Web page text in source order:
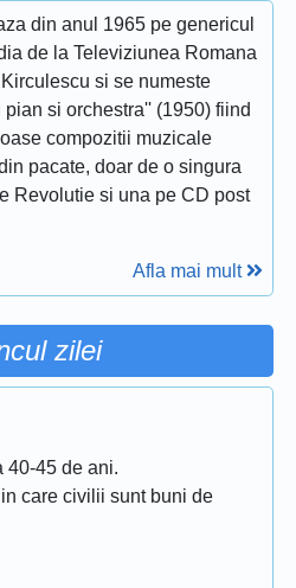
din anul 1965 pe genericul
de la Televiziunea Romana
si se numeste
si orchestra'' (1950) fiind
compozitii muzicale
pacate, doar de o singura
Revolutie si una pe CD post
Afla mai mult
zilei
40-45 de ani.
care civilii sunt buni de